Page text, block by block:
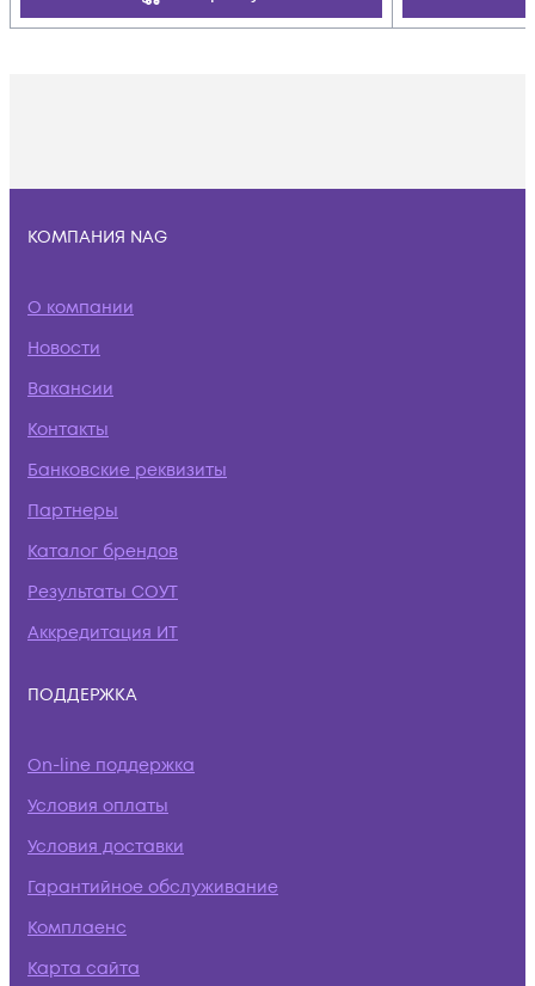
КОМПАНИЯ NAG
О компании
Новости
Вакансии
Контакты
Банковские реквизиты
Партнеры
Каталог брендов
Результаты СОУТ
Аккредитация ИТ
ПОДДЕРЖКА
On-line поддержка
Условия оплаты
Условия доставки
Гарантийное обслуживание
Комплаенс
Карта сайта